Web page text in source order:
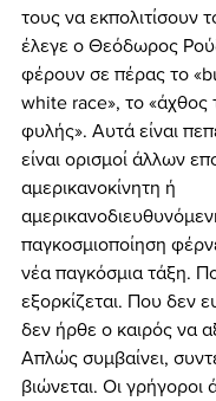
τους να εκπολιτίσουν
έλεγε ο Θεόδωρος
φέρουν σε πέρας το
white race», το «άχθος
φυλής». Αυτά είναι
είναι ορισμοί άλλων
αμερικανοκίνητη ή
παγκοσμιοποίηση
νέα παγκόσμια τάξη.
εξορκίζεται. Που δεν
δεν ήρθε ο καιρός να
Απλώς συμβαίνει,
βιώνεται. Οι γρήγοροι